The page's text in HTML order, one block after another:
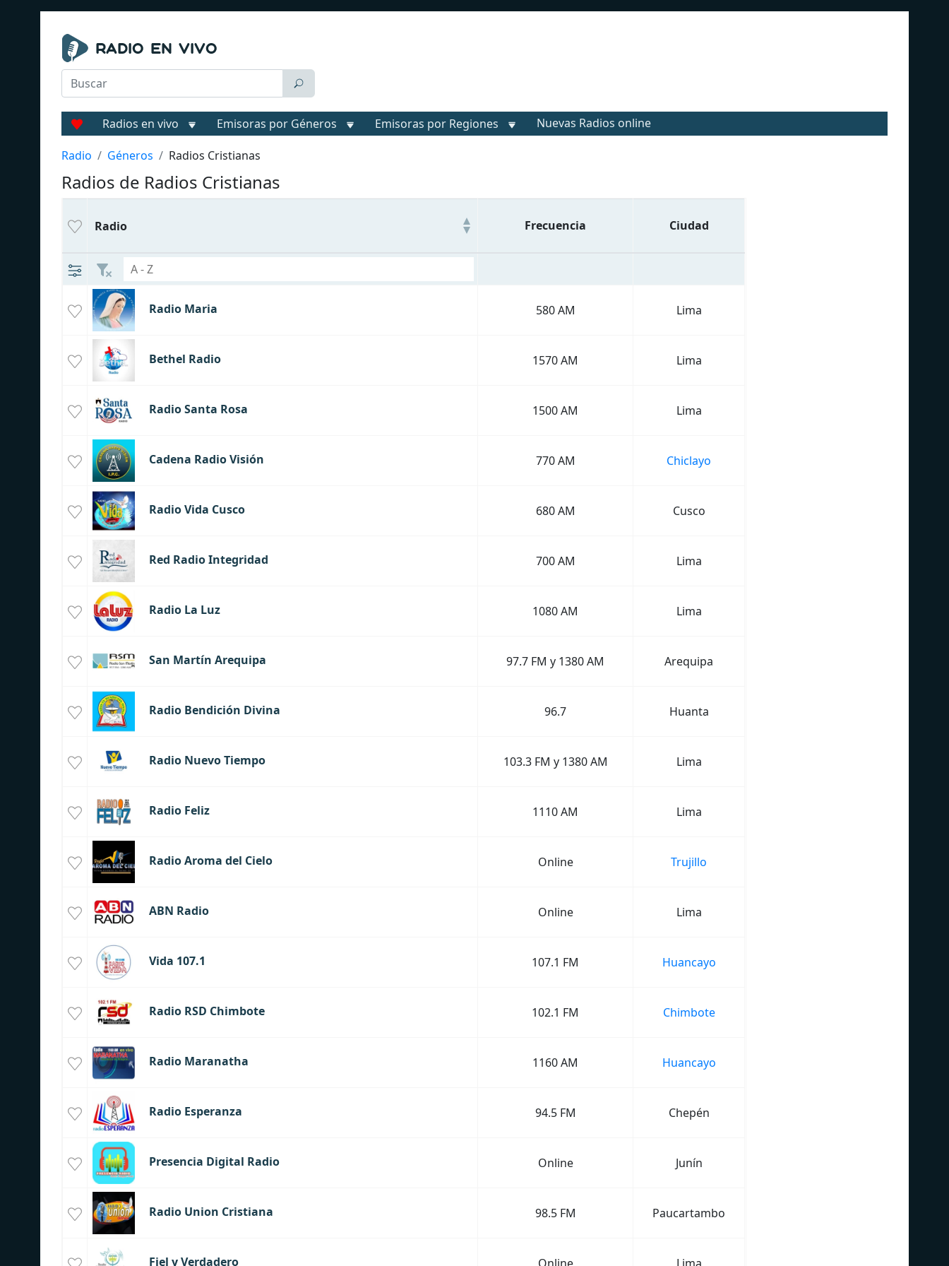
Radios en vivo Emisoras por Géneros Emisoras por Regiones Nuevas Radios online
Radio Géneros Radios Cristianas
Radios de Radios Cristianas
Radio Frecuencia Ciudad
Radio Maria 580 AM Lima
Bethel Radio 1570 AM Lima
Radio Santa Rosa 1500 AM Lima
Cadena Radio Visión 770 AM Chiclayo
Radio Vida Cusco 680 AM Cusco
Red Radio Integridad 700 AM Lima
Radio La Luz 1080 AM Lima
San Martín Arequipa 97.7 FM y 1380 AM Arequipa
Radio Bendición Divina 96.7 Huanta
Radio Nuevo Tiempo 103.3 FM y 1380 AM Lima
Radio Feliz 1110 AM Lima
Radio Aroma del Cielo Online Trujillo
ABN Radio Online Lima
Vida 107.1 107.1 FM Huancayo
Radio RSD Chimbote 102.1 FM Chimbote
Radio Maranatha 1160 AM Huancayo
Radio Esperanza 94.5 FM Chepén
Presencia Digital Radio Online Junín
Radio Union Cristiana 98.5 FM Paucartambo
Fiel y Verdadero